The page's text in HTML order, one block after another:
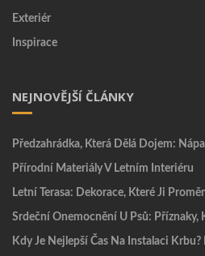
Exteriér
Inspirace
NEJNOVĚJŠÍ ČLÁNKY
Předzahrádka, Která Dělá Dojem:
Přírodní Materiály V Letním Interiéru
Letní Terasa: Dekorace, Které Ji
Srdeční Onemocnění U Psů: Příznaky,
Kdy Je Nejlepší Čas Na Instalaci